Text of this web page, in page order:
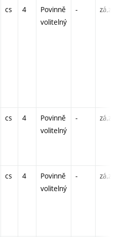
cs 4
Povinně
volitelný
- zá,zk
cs 4
Povinně
volitelný
- zá,zk
cs 4
Povinně
volitelný
- zá,zk